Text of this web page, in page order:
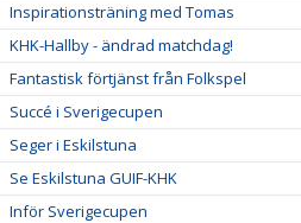
Inspirationsträning med Tomas
KHK-Hallby - ändrad matchdag!
Fantastisk förtjänst från Folkspel
Succé i Sverigecupen
Seger i Eskilstuna
Se Eskilstuna GUIF-KHK
Inför Sverigecupen